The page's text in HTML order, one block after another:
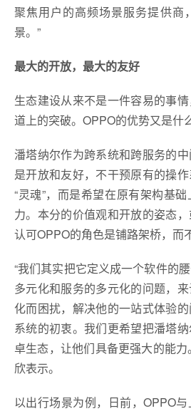
聚焦用户的高频场景服务提供商
景。”
最大的开放，最大的友好
生态建设从来不是一件容易的事
道上的突破。OPPO的优势又是什
潘塔纳尔作为跨系统和跨服务的
是开放和友好，不干预原有的操
“灵魂”，而是希望在原有架构基
力。本分的价值观和开放的姿态
认可OPPO的角色是铺路架桥，而
“我们其实把它定义成一个软件的
多元化和服务的多元化的问题，
化而困扰，解决他的一站式体验
系统的初衷。我们更希望把潘塔
卓生态，让他们具备更强大的能
欣表示。
以出行场景为例，日前，OPPO